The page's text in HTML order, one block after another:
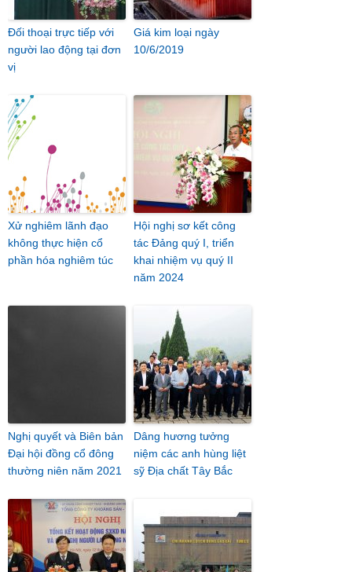
Đối thoại trực tiếp với
người lao động tại đơn
vị
Giá kim loại ngày
10/6/2019
Xử nghiêm lãnh đạo
không thực hiện cổ
phần hóa nghiêm túc
Hội nghị sơ kết công
tác Đảng quý I, triển
khai nhiệm vụ quý II
năm 2024
Nghị quyết và Biên bản
Đại hội đồng cổ đông
thường niên năm 2021
Dâng hương tưởng
niệm các anh hùng liệt
sỹ Địa chất Tây Bắc